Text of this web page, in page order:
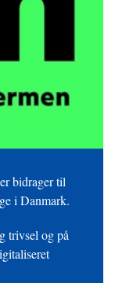
bidrager til
i Danmark.
trivsel og på